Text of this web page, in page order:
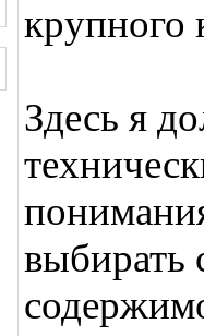
крупного
Здесь я
выбирать